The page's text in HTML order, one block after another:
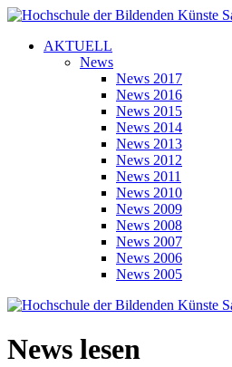
AKTUELL
News
News 2017
News 2016
News 2015
News 2014
News 2013
News 2012
News 2011
News 2010
News 2009
News 2008
News 2007
News 2006
News 2005
News lesen